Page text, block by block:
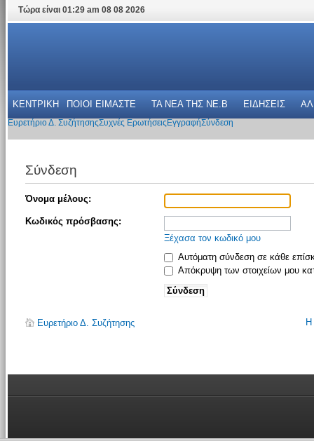
Τώρα είναι 01:29 am 08 08 2026
ΚΕΝΤΡΙΚΗ ΠΟΙΟΙ ΕΙΜΑΣΤΕ ΤΑ ΝΕΑ THΣ NE.B ΕΙΔΗΣΕΙΣ
Ευρετήριο Δ. ΣυζήτησηςΣυχνές Ερωτήσεις ΕγγραφήΣύνδεση
Σύνδεση
Όνομα μέλους:
Κωδικός πρόσβασης:
Ξέχασα τον κωδικό μου
Αυτόματη σύνδεση σε κάθε
Απόκρυψη των στοιχείων μου
Ευρετήριο Δ. Συζήτησης Η